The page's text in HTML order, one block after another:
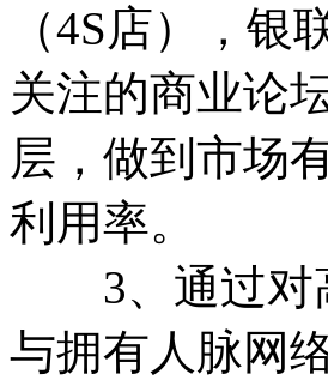
（4S店），
关注的商业论
层，做到市场
利用率。
3、通过对高
与拥有人脉网